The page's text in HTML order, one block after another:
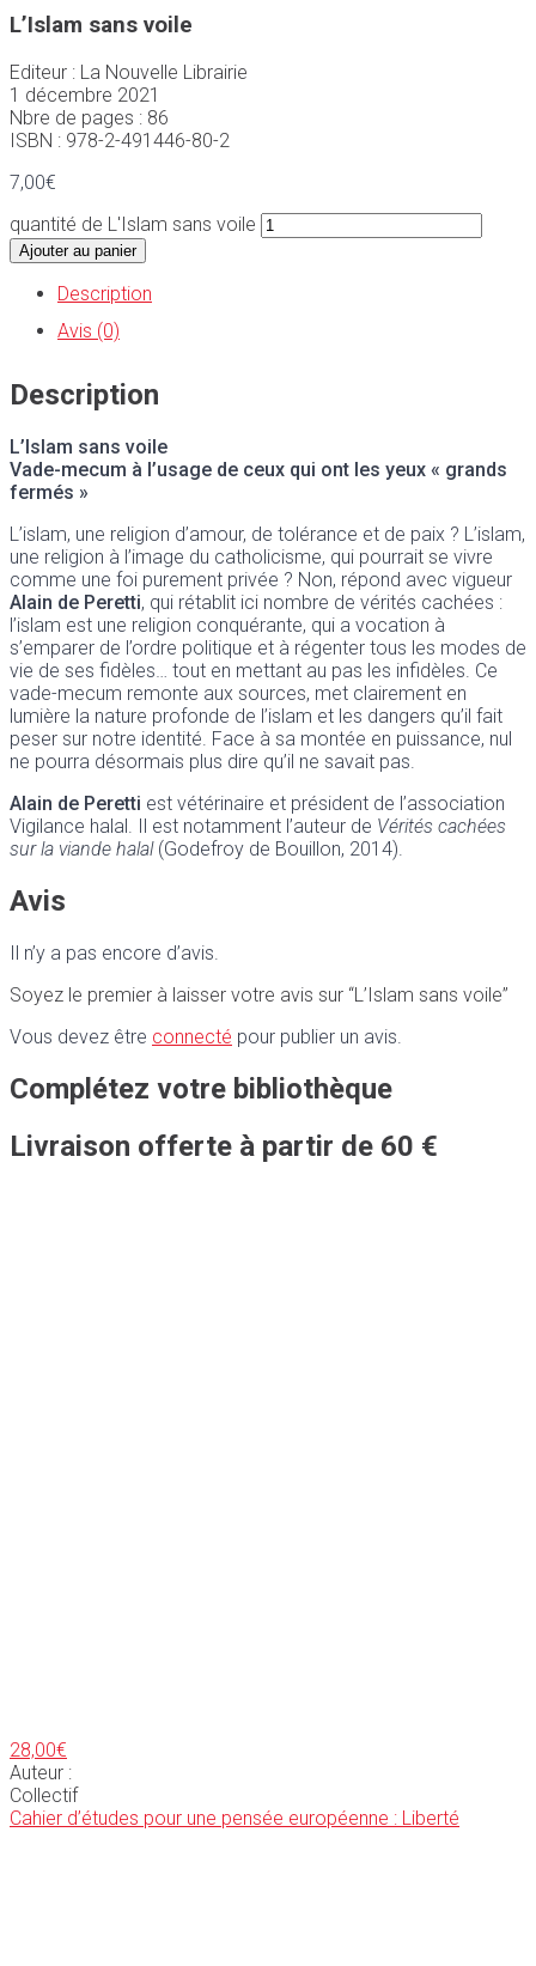
L’Islam sans voile
Editeur : La Nouvelle Librairie
1 décembre 2021
Nbre de pages : 86
ISBN : 978-2-491446-80-2
7,00€
quantité de L'Islam sans voile
Ajouter au panier
Description
Avis (0)
Description
L’Islam sans voile
Vade-mecum à l’usage de ceux qui ont les yeux « grands
fermés »
L’islam, une religion d’amour, de tolérance et de paix ? L’islam,
une religion à l’image du catholicisme, qui pourrait se vivre
comme une foi purement privée ? Non, répond avec vigueur
Alain de Peretti, qui rétablit ici nombre de vérités cachées :
l’islam est une religion conquérante, qui a vocation à
s’emparer de l’ordre politique et à régenter tous les modes de
vie de ses fidèles… tout en mettant au pas les infidèles. Ce
vade-mecum remonte aux sources, met clairement en
lumière la nature profonde de l’islam et les dangers qu’il fait
peser sur notre identité. Face à sa montée en puissance, nul
ne pourra désormais plus dire qu’il ne savait pas.
Alain de Peretti est vétérinaire et président de l’association
Vigilance halal. Il est notamment l’auteur de Vérités cachées
sur la viande halal(Godefroy de Bouillon, 2014).
Avis
Il n’y a pas encore d’avis.
Soyez le premier à laisser votre avis sur “L’Islam sans voile”
Vous devez être connecté pour publier un avis.
Complétez votre bibliothèque
Livraison offerte à partir de 60 €
28,00€
Auteur :
Collectif
Cahier d’études pour une pensée européenne : Liberté